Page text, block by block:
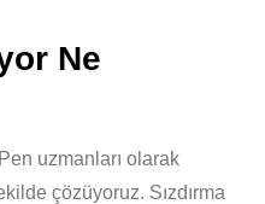
Ne
uzmanları olarak
çözüyoruz. Sızdırma